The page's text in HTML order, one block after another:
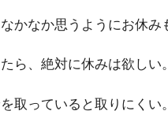
かなか思うようにお休み
ら、絶対に休みは欲しい。
取っていると取りにくい。